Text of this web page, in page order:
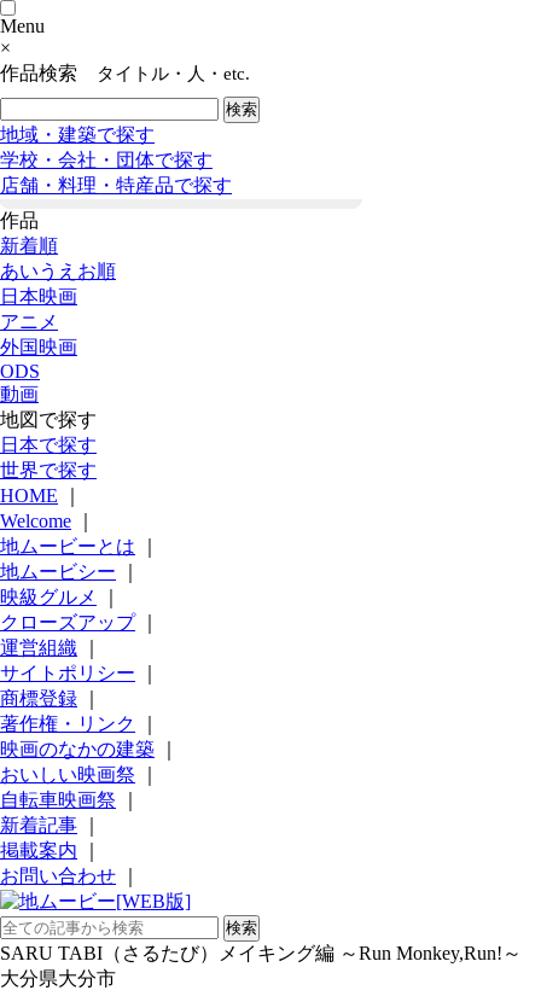
Menu
×
作品検索
タイトル・人・etc.
地域・建築で探す
学校・会社・団体で探す
店舗・料理・特産品で探す
作品
新着順
あいうえお順
日本映画
アニメ
外国映画
ODS
動画
地図で探す
日本で探す
世界で探す
HOME
Welcome
地ムービーとは
地ムービシー
映級グルメ
クローズアップ｜
運営組織
サイトポリシー
商標登録
著作権・リンク
映画のなかの建築
おいしい映画祭
自転車映画祭
新着記事
掲載案内
お問い合わせ
SARU TABI（さるたび）メイキング編 ～Run Monkey,Run!～
大分県大分市